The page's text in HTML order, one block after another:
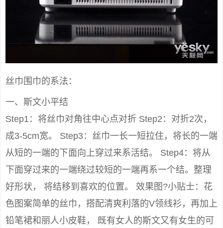
丝巾围巾的系法：
一、斯文小平结
Step1：将丝巾对角往中心点对折 Step2：对折2次，
成3-5cm宽。 Step3：丝巾一长一短拉住，将长的一端
从短的一端的下面向上穿过来系活结。 Step4：将从
下面穿过来的一端绕过较短的一端再系一个结。整理
好形状， 将结移到喜欢的位置。 效果图?小贴士：花
色图案简单的丝巾，搭配清爽利落的V领线衫，再加上
铅笔裙和丽人小皮鞋， 既有女人的斯文又有女生的可